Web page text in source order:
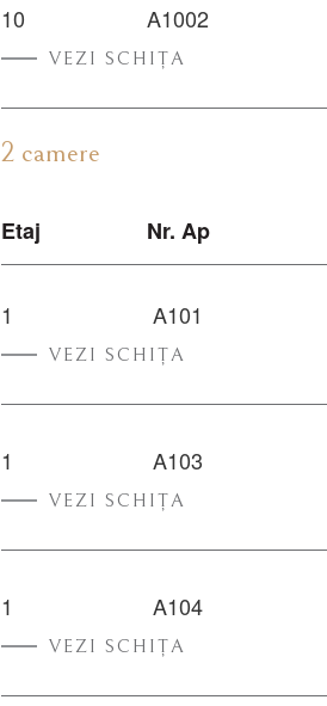
10 A1002
VEZI SCHIȚA
2 camere
Etaj Nr. Ap
1 A101
VEZI SCHIȚA
1 A103
VEZI SCHIȚA
1 A104
VEZI SCHIȚA